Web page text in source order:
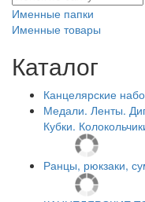
Именные папки
Именные товары
Каталог
Канцелярские
Медали. Ленты.
Кубки.
Ранцы, рюкзаки,